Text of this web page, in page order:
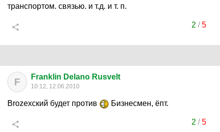
транспортом. связью. и т.д. и т. п.
2 /5
F Franklin Delano Rusvelt
10:12, 12.06.2010
Brozexский будет против Бизнесмен, ёпт.
2 /5